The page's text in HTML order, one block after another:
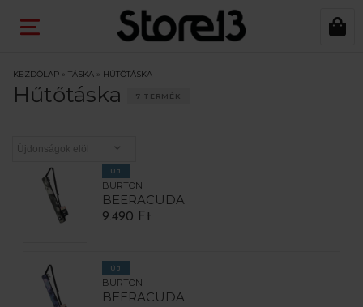
KEZDŐLAP » TÁSKA » HŰTŐTÁSKA
Hűtőtáska 7 TERMÉK
ÚJ
BURTON
BEERACUDA
9.490 Ft
ÚJ
BURTON
BEERACUDA